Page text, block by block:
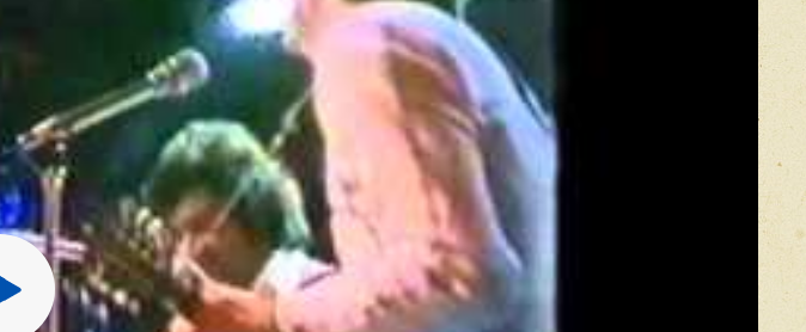
Прикрепить фото
Оставить отзыв
Перед публикацией отзывы проходят модерацию